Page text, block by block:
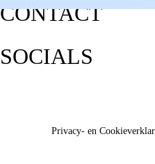
CONTACT
SOCIALS
Privacy- en